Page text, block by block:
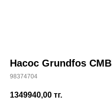
(700) 730-70-73
Насос Grundfos
98374704
1349940,00 тг.